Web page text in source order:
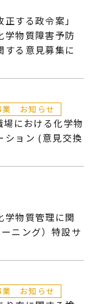
する政令案」
学物質障害予防
する意見募集に
業 お知らせ
における化学物
ション (意見交換
学物質管理に関
ニング）特設サ
業 お知らせ